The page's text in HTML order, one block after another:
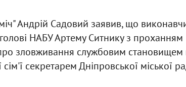
Андрій Садовий заявив, що
НАБУ Артему Ситнику з проханням
зловживання службовим становищем
секретарем Дніпровської міської